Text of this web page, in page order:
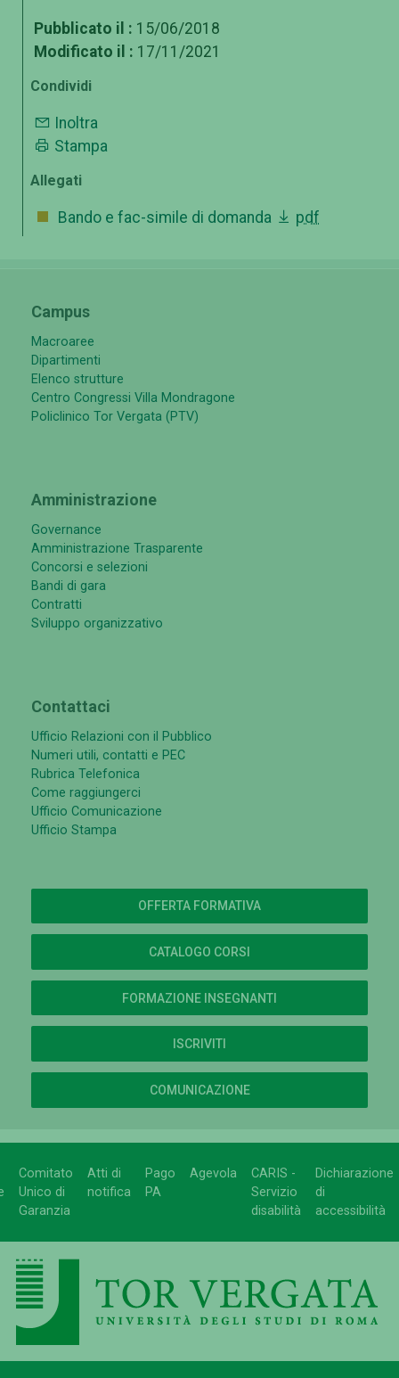
Pubblicato il : 15/06/2018
Modificato il : 17/11/2021
Condividi
Inoltra
Stampa
Allegati
Bando e fac-simile di domanda pdf
Campus
Macroaree
Dipartimenti
Elenco strutture
Centro Congressi Villa Mondragone
Policlinico Tor Vergata (PTV)
Amministrazione
Governance
Amministrazione Trasparente
Concorsi e selezioni
Bandi di gara
Contratti
Sviluppo organizzativo
Contattaci
Ufficio Relazioni con il Pubblico
Numeri utili, contatti e PEC
Rubrica Telefonica
Come raggiungerci
Ufficio Comunicazione
Ufficio Stampa
OFFERTA FORMATIVA
CATALOGO CORSI
FORMAZIONE INSEGNANTI
ISCRIVITI
COMUNICAZIONE
Comitato
Unico di
Garanzia
Atti di
notifica
Pago
PA
Agevola
CARIS -
Servizio
disabilità
Dichiarazione
di
accessibilità